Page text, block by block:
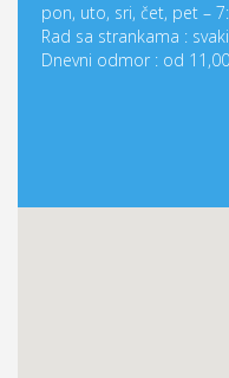
pon, uto, sri, čet, pet –
Rad sa strankama :
Dnevni odmor : od